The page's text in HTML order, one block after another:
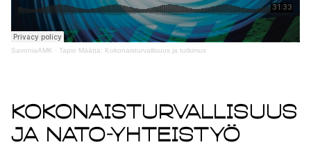
SavoniaAMK · Tapio Määttä: Kokonaisturvallisuus ja tutkimus
Kokonaisturvallisuus
ja NATO-yhteistyö